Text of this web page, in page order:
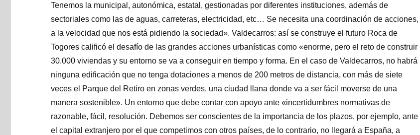
Tenemos la municipal, autonómica, estatal, gestionadas por diferentes instituciones, además de
sectoriales como las de aguas, carreteras, electricidad, etc… Se necesita una coordinación de acciones,
a la velocidad que nos está pidiendo la sociedad». Valdecarros: así se construye el futuro Roca de
Togores calificó el desafío de las grandes acciones urbanísticas como «enorme, pero el reto de construir
30.000 viviendas y su entorno se va a conseguir en tiempo y forma. En el caso de Valdecarros, no habrá
ninguna edificación que no tenga dotaciones a menos de 200 metros de distancia, con más de siete
veces el Parque del Retiro en zonas verdes, una ciudad llana donde va a ser fácil moverse de una
manera sostenible». Un entorno que debe contar con apoyo ante «incertidumbres normativas de
razonable, fácil, resolución. Debemos ser conscientes de la importancia de los plazos, por ejemplo, ante
el capital extranjero por el que competimos con otros países, de lo contrario, no llegará a España, a